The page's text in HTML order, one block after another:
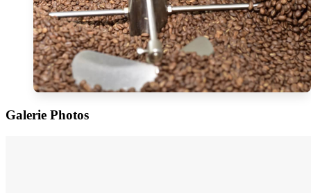
Galerie Photos